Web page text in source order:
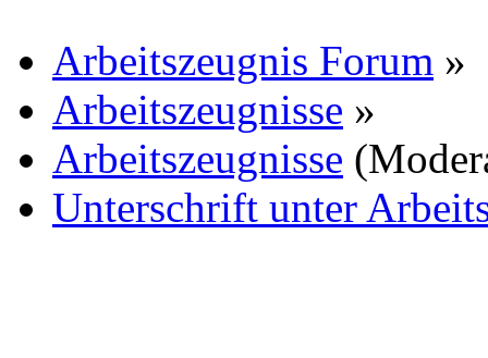
Arbeitszeugnis Forum »
Arbeitszeugnisse »
Arbeitszeugnisse
Unterschrift unter